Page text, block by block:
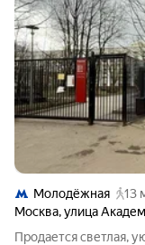
Молодёжная
13
Москва,улица
Продается светлая,